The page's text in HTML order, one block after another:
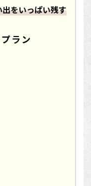
をいっぱい残す
ラン